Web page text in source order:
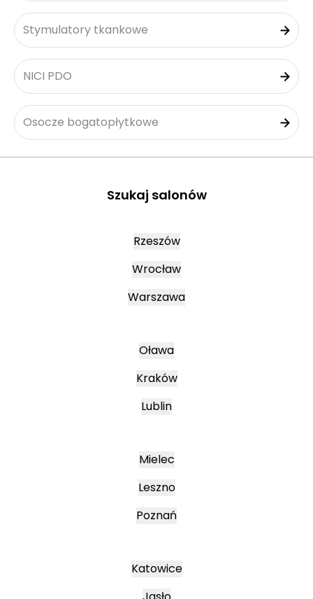
Stymulatory tkankowe
NICI PDO
Osocze bogatopłytkowe
Szukaj salonów
Rzeszów
Wrocław
Warszawa
Oława
Kraków
Lublin
Mielec
Leszno
Poznań
Katowice